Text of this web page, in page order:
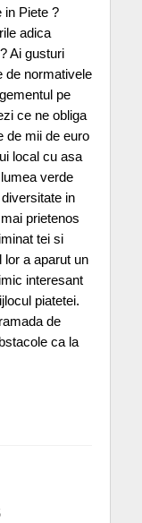
in Piete ?
adica
Ai gusturi
de normativele
pe
ce ne obliga
de mii de euro
local cu asa
verde
in
prietenos
tei si
lor a aparut un
interesant
piatetei.
de
ca la